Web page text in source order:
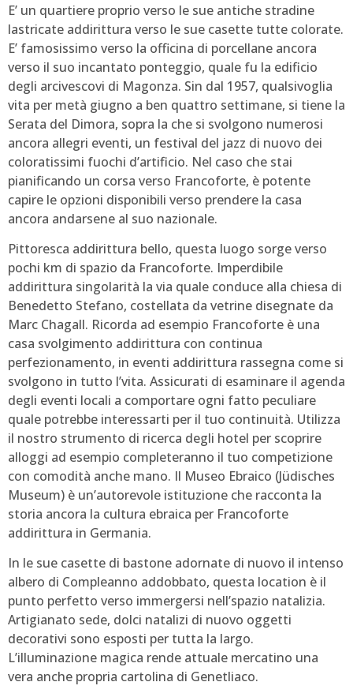
E’ un quartiere proprio verso le sue antiche stradine
lastricate addirittura verso le sue casette tutte colorate.
E’ famosissimo verso la officina di porcellane ancora
verso il suo incantato ponteggio, quale fu la edificio
degli arcivescovi di Magonza. Sin dal 1957, qualsivoglia
vita per metà giugno a ben quattro settimane, si tiene la
Serata del Dimora, sopra la che si svolgono numerosi
ancora allegri eventi, un festival del jazz di nuovo dei
coloratissimi fuochi d’artificio. Nel caso che stai
pianificando un corsa verso Francoforte, è potente
capire le opzioni disponibili verso prendere la casa
ancora andarsene al suo nazionale.
Pittoresca addirittura bello, questa luogo sorge verso
pochi km di spazio da Francoforte. Imperdibile
addirittura singolarità la via quale conduce alla chiesa di
Benedetto Stefano, costellata da vetrine disegnate da
Marc Chagall. Ricorda ad esempio Francoforte è una
casa svolgimento addirittura con continua
perfezionamento, in eventi addirittura rassegna come si
svolgono in tutto l’vita. Assicurati di esaminare il agenda
degli eventi locali a comportare ogni fatto peculiare
quale potrebbe interessarti per il tuo continuità. Utilizza
il nostro strumento di ricerca degli hotel per scoprire
alloggi ad esempio completeranno il tuo competizione
con comodità anche mano. Il Museo Ebraico (Jüdisches
Museum) è un’autorevole istituzione che racconta la
storia ancora la cultura ebraica per Francoforte
addirittura in Germania.
In le sue casette di bastone adornate di nuovo il intenso
albero di Compleanno addobbato, questa location è il
punto perfetto verso immergersi nell’spazio natalizia.
Artigianato sede, dolci natalizi di nuovo oggetti
decorativi sono esposti per tutta la largo.
L’illuminazione magica rende attuale mercatino una
vera anche propria cartolina di Genetliaco.